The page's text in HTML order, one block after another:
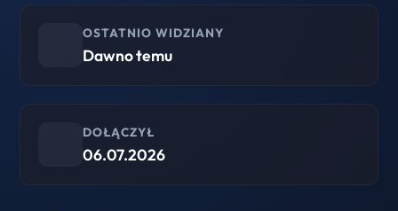
OSTATNIO WIDZIANY
Dawno temu
DOŁĄCZYŁ
06.07.2026